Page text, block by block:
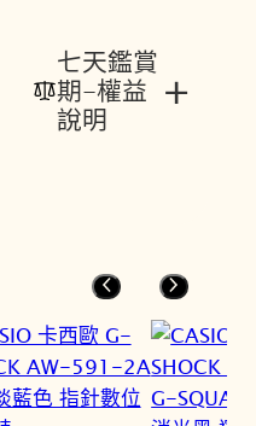
七天鑑賞
期-權益
說明
+